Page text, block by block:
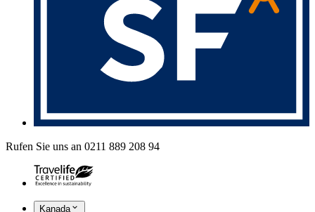
Rufen Sie uns an 0211 889 208 94
Kanada